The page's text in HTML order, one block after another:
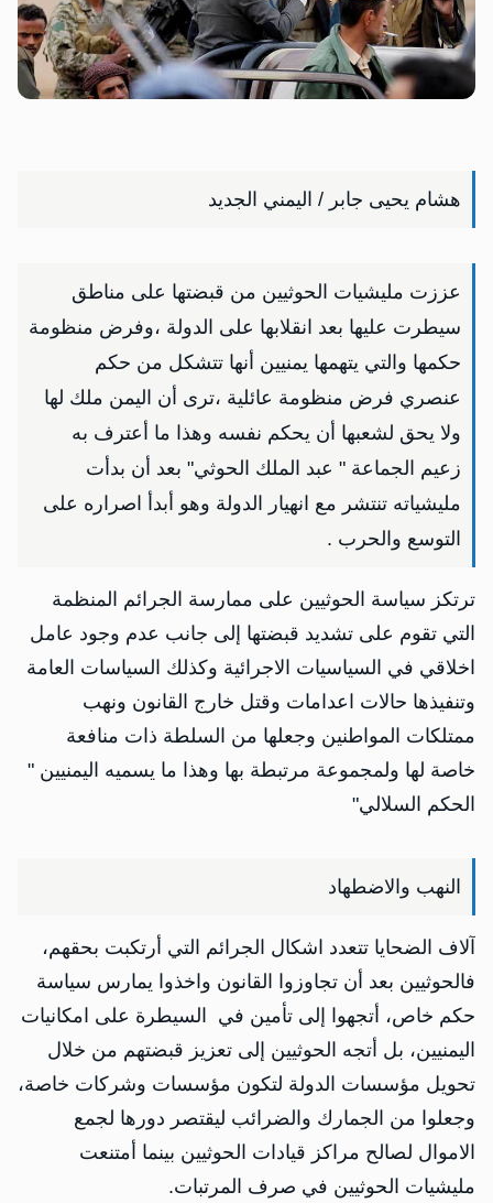
هشام يحيى جابر / اليمني الجديد
عززت مليشيات الحوثيين من قبضتها على مناطق
سيطرت عليها بعد انقلابها على الدولة ،وفرض منظومة
حكمها والتي يتهمها يمنيين أنها تتشكل من حكم
عنصري فرض منظومة عائلية ،ترى أن اليمن ملك لها
ولا يحق لشعبها أن يحكم نفسه وهذا ما أعترف به
زعيم الجماعة " عبد الملك الحوثي" بعد أن بدأت
مليشياته تنتشر مع انهيار الدولة وهو أبدأ اصراره على
التوسع والحرب .
ترتكز سياسة الحوثيين على ممارسة الجرائم المنظمة
التي تقوم على تشديد قبضتها إلى جانب عدم وجود عامل
اخلاقي في السياسيات الاجرائية وكذلك السياسات العامة
وتنفيذها حالات اعدامات وقتل خارج القانون ونهب
ممتلكات المواطنين وجعلها من السلطة ذات منافعة
خاصة لها ولمجموعة مرتبطة بها وهذا ما يسميه اليمنيين "
الحكم السلالي"
النهب والاضطهاد
آلاف الضحايا تتعدد اشكال الجرائم التي أرتكبت بحقهم،
فالحوثيين بعد أن تجاوزوا القانون واخذوا يمارس سياسة
حكم خاص، أتجهوا إلى تأمين في السيطرة على امكانيات
اليمنيين، بل أتجه الحوثيين إلى تعزيز قبضتهم من خلال
تحويل مؤسسات الدولة لتكون مؤسسات وشركات خاصة،
وجعلوا من الجمارك والضرائب ليقتصر دورها لجمع
الاموال لصالح مراكز قيادات الحوثيين بينما أمتنعت
مليشيات الحوثيين في صرف المرتبات.